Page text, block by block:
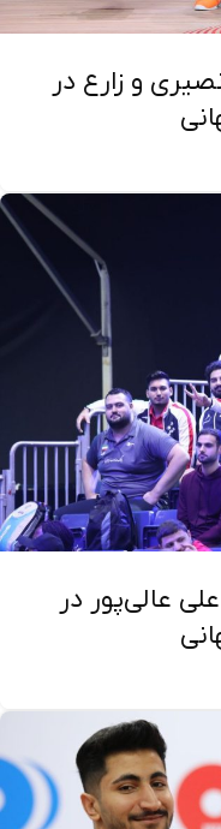
و زارع در
عالی‌پور در